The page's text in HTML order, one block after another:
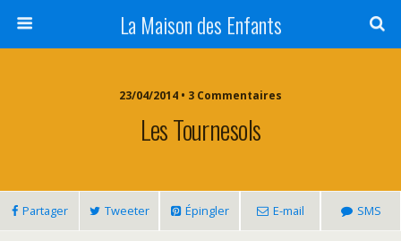
La Maison des Enfants
23/04/2014 • 3 Commentaires
Les Tournesols
Partager Tweeter Épingler E-mail SMS